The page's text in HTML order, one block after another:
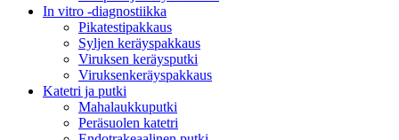
In vitro -diagnostiikka
Pikatestipakkaus
Syljen keräyspakkaus
Viruksen keräysputki
Viruksenkeräyspakkaus
Katetri ja putki
Mahalaukkuputki
Peräsuolen katetri